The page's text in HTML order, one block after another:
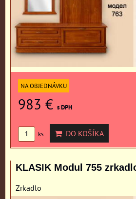
NA OBJEDNÁVKU
983 € s DPH
ks DO KOŠÍKA
KLASIK Modul 755
Zrkadlo